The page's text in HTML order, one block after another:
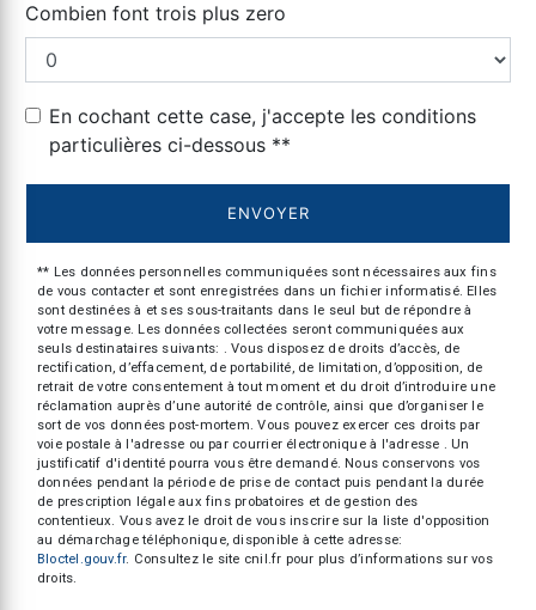
Combien font trois plus zero
En cochant cette case, j'accepte les conditions
particulières ci-dessous **
ENVOYER
** Les données personnelles communiquées sont nécessaires aux fins
de vous contacter et sont enregistrées dans un fichier informatisé. Elles
sont destinées à et ses sous-traitants dans le seul but de répondre à
votre message. Les données collectées seront communiquées aux
seuls destinataires suivants: . Vous disposez de droits d’accès, de
rectification, d’effacement, de portabilité, de limitation, d’opposition, de
retrait de votre consentement à tout moment et du droit d’introduire une
réclamation auprès d’une autorité de contrôle, ainsi que d’organiser le
sort de vos données post-mortem. Vous pouvez exercer ces droits par
voie postale à l'adresse ou par courrier électronique à l'adresse . Un
justificatif d'identité pourra vous être demandé. Nous conservons vos
données pendant la période de prise de contact puis pendant la durée
de prescription légale aux fins probatoires et de gestion des
contentieux. Vous avez le droit de vous inscrire sur la liste d'opposition
au démarchage téléphonique, disponible à cette adresse:
Bloctel.gouv.fr. Consultez le site cnil.fr pour plus d’informations sur vos
droits.